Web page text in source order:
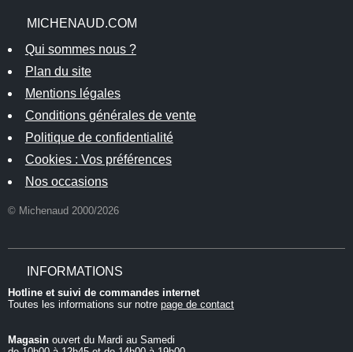
MICHENAUD.COM
Qui sommes nous ?
Plan du site
Mentions légales
Conditions générales de vente
Politique de confidentialité
Cookies : Vos préférences
Nos occasions
© Michenaud 2000/2026
INFORMATIONS
Hotline et suivi de commandes internet
Toutes les informations sur notre page de contact
Magasin ouvert du Mardi au Samedi